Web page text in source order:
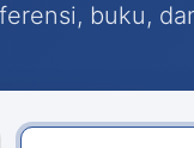
buku,